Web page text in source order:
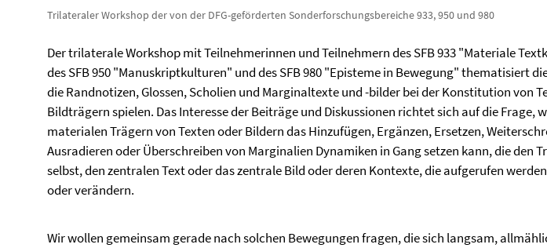
Trilateraler Workshop der von der DFG-geförderten Sonderforschungsbereiche 933, 950 und 980
Der trilaterale Workshop mit Teilnehmerinnen und Teilnehmern des SFB 933 "Materiale
des SFB 950 "Manuskriptkulturen" und des SFB 980 "Episteme in Bewegung" thematisiert
die Randnotizen, Glossen, Scholien und Marginaltexte und -bilder bei der Konstitution von
Bildträgern spielen. Das Interesse der Beiträge und Diskussionen richtet sich auf die Frage,
materialen Trägern von Texten oder Bildern das Hinzufügen, Ergänzen, Ersetzen,
Ausradieren oder Überschreiben von Marginalien Dynamiken in Gang setzen kann, die den
selbst, den zentralen Text oder das zentrale Bild oder deren Kontexte, die aufgerufen
oder verändern.
Wir wollen gemeinsam gerade nach solchen Bewegungen fragen, die sich langsam,